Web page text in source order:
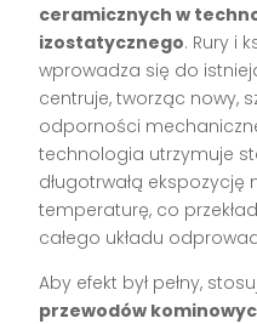
ceramicznych w
izostatycznego. Rury i
wprowadza się do
centruje, tworząc nowy,
odporności
technologia utrzymuje
długotrwałą
temperaturę, co
całego układu
Aby efekt był pełny,
przewodów